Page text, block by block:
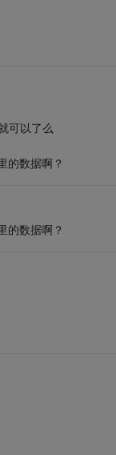
可以了么
的数据啊？
的数据啊？